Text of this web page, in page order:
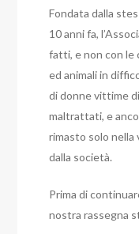
Fondata dalla
10 anni fa,
fatti, e non con le
ed animali in
di donne vittime
maltrattati, e
rimasto solo nella
dalla società.
Prima di
nostra rassegna